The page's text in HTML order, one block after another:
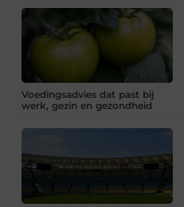
Voedingsadvies dat past bij
werk, gezin en gezondheid